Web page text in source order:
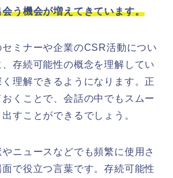
う機会が増えてきています。
ミナーや企業のCSR活動につい
存続可能性の概念を理解してい
理解できるようになります。正
くことで、会話の中でもスムー
すことができるでしょう。
ニュースなどでも頻繁に使用さ
で役立つ言葉です。存続可能性